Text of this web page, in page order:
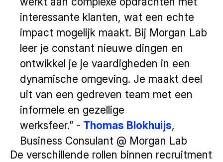
interessante klanten, wat een echte
impact mogelijk maakt. Bij Morgan Lab
leer je constant nieuwe dingen en
ontwikkel je je vaardigheden in een
dynamische omgeving. Je maakt deel
uit van een gedreven team met een
informele en gezellige
werksfeer.” - Thomas Blokhuijs,
Business Consulant @ Morgan Lab
De verschillende rollen binnen recruitment